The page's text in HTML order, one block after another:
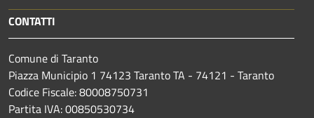
CONTATTI
Comune di Taranto
Piazza Municipio 1 74123 Taranto TA - 74121 - Taranto
Codice Fiscale: 80008750731
Partita IVA: 00850530734